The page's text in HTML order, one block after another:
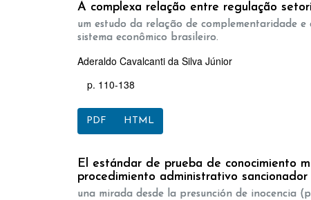
A complexa relação entre regulação
um estudo da relação de complementaridade
sistema econômico brasileiro.
Aderaldo Cavalcanti da Silva Júnior
p. 110-138
PDF HTML
El estándar de prueba de conocimiento
procedimiento administrativo
una mirada desde la presunción de inocencia